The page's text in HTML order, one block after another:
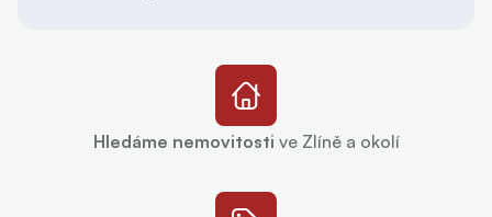
Hledáme nemovitosti ve Zlíně a okolí